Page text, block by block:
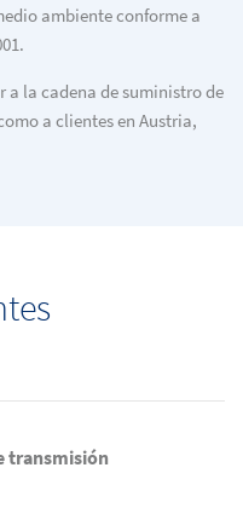
ambiente conforme a
a la cadena de suministro de
a clientes en Austria,
transmisión